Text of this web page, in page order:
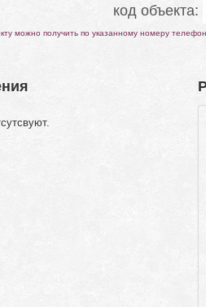
код объекта:
можно получить по указанному номеру